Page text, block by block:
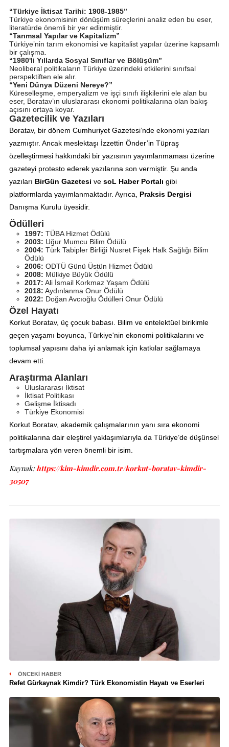
“Türkiye İktisat Tarihi: 1908-1985”
Türkiye ekonomisinin dönüşüm süreçlerini analiz eden bu eser,
literatürde önemli bir yer edinmiştir.
“Tarımsal Yapılar ve Kapitalizm”
Türkiye’nin tarım ekonomisi ve kapitalist yapılar üzerine kapsamlı
bir çalışma.
“1980'li Yıllarda Sosyal Sınıflar ve Bölüşüm”
Neoliberal politikaların Türkiye üzerindeki etkilerini sınıfsal
perspektiften ele alır.
“Yeni Dünya Düzeni Nereye?”
Küreselleşme, emperyalizm ve işçi sınıfı ilişkilerini ele alan bu
eser, Boratav’ın uluslararası ekonomi politikalarına olan bakış
açısını ortaya koyar.
Gazetecilik ve Yazıları
Boratav, bir dönem Cumhuriyet Gazetesi’nde ekonomi yazıları
yazmıştır. Ancak meslektaşı İzzettin Önder’in Tüpraş
özelleştirmesi hakkındaki bir yazısının yayımlanmaması üzerine
gazeteyi protesto ederek yazılarına son vermiştir. Şu anda
yazıları BirGün Gazetesi ve soL Haber Portalı gibi
platformlarda yayımlanmaktadır. Ayrıca, Praksis Dergisi
Danışma Kurulu üyesidir.
Ödülleri
1997: TÜBA Hizmet Ödülü
2003: Uğur Mumcu Bilim Ödülü
2004: Türk Tabipler Birliği Nusret Fişek Halk Sağlığı Bilim
Ödülü
2006: ODTÜ Günü Üstün Hizmet Ödülü
2008: Mülkiye Büyük Ödülü
2017: Ali İsmail Korkmaz Yaşam Ödülü
2018: Aydınlanma Onur Ödülü
2022: Doğan Avcıoğlu Ödülleri Onur Ödülü
Özel Hayatı
Korkut Boratav, üç çocuk babası. Bilim ve entelektüel birikimle
geçen yaşamı boyunca, Türkiye'nin ekonomi politikalarını ve
toplumsal yapısını daha iyi anlamak için katkılar sağlamaya
devam etti.
Araştırma Alanları
Uluslararası İktisat
İktisat Politikası
Gelişme İktisadı
Türkiye Ekonomisi
Korkut Boratav, akademik çalışmalarının yanı sıra ekonomi
politikalarına dair eleştirel yaklaşımlarıyla da Türkiye’de düşünsel
tartışmalara yön veren önemli bir isim.
Kaynak:https://kim-kimdir.com.tr/korkut-boratav-kimdir-
30507
ÖNCEKI HABER
Refet Gürkaynak Kimdir? Türk Ekonomistin Hayatı ve Eserleri